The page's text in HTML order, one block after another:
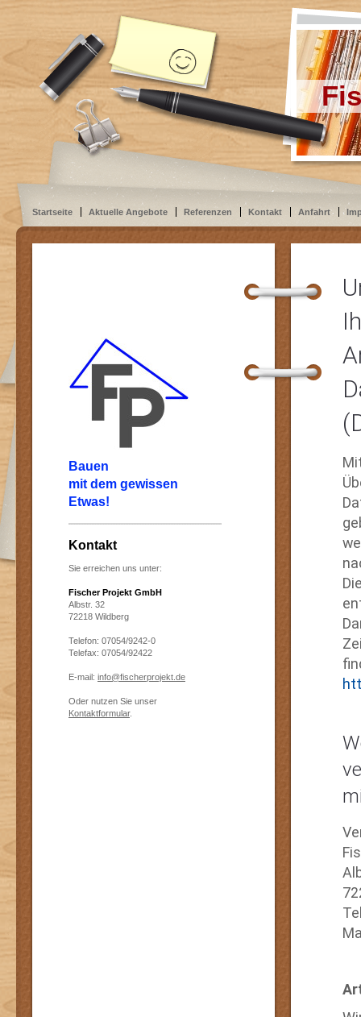
Startseite Aktuelle Angebote Referenzen Kontakt Anfahrt
Bauen
mit dem gewissen
Etwas!
Kontakt
Sie erreichen uns unter:
Fischer Projekt GmbH
Albstr. 32
72218 Wildberg
Telefon: 07054/9242-0
Telefax: 07054/92422
E-mail: info@fischerprojekt.de
Oder nutzen Sie unser
Kontaktformular.